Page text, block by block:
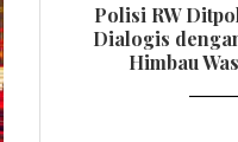
Polisi RW
Dialogis
Himbau